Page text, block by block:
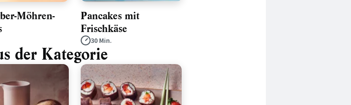
Möhren-
Pancakes mit
Frischkäse
30 Min.
der Kategorie